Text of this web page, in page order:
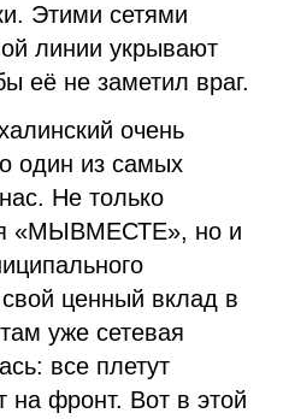
Этими сетями
линии укрывают
её не заметил враг.
очень
один из самых
Не только
«МЫВМЕСТЕ», но и
ценный вклад в
уже сетевая
все плетут
на фронт. Вот в этой